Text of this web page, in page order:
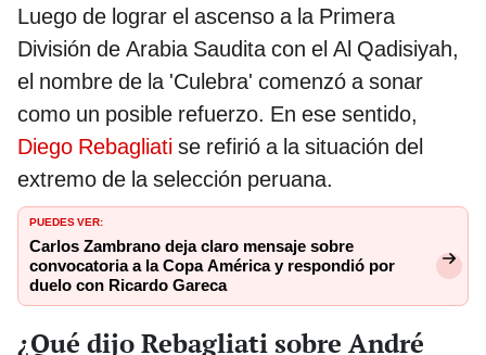
Luego de lograr el ascenso a la Primera
División de Arabia Saudita con el Al Qadisiyah,
el nombre de la 'Culebra' comenzó a sonar
como un posible refuerzo. En ese sentido,
Diego Rebagliati se refirió a la situación del
extremo de la selección peruana.
PUEDES VER:
Carlos Zambrano deja claro mensaje sobre
convocatoria a la Copa América y respondió por
duelo con Ricardo Gareca
¿Qué dijo Rebagliati sobre André